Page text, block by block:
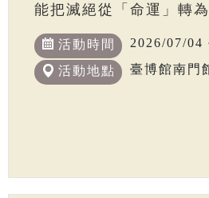
能把滅絕從「命運」轉為
活動時間 2026/07/04
活動地點 臺博館南門